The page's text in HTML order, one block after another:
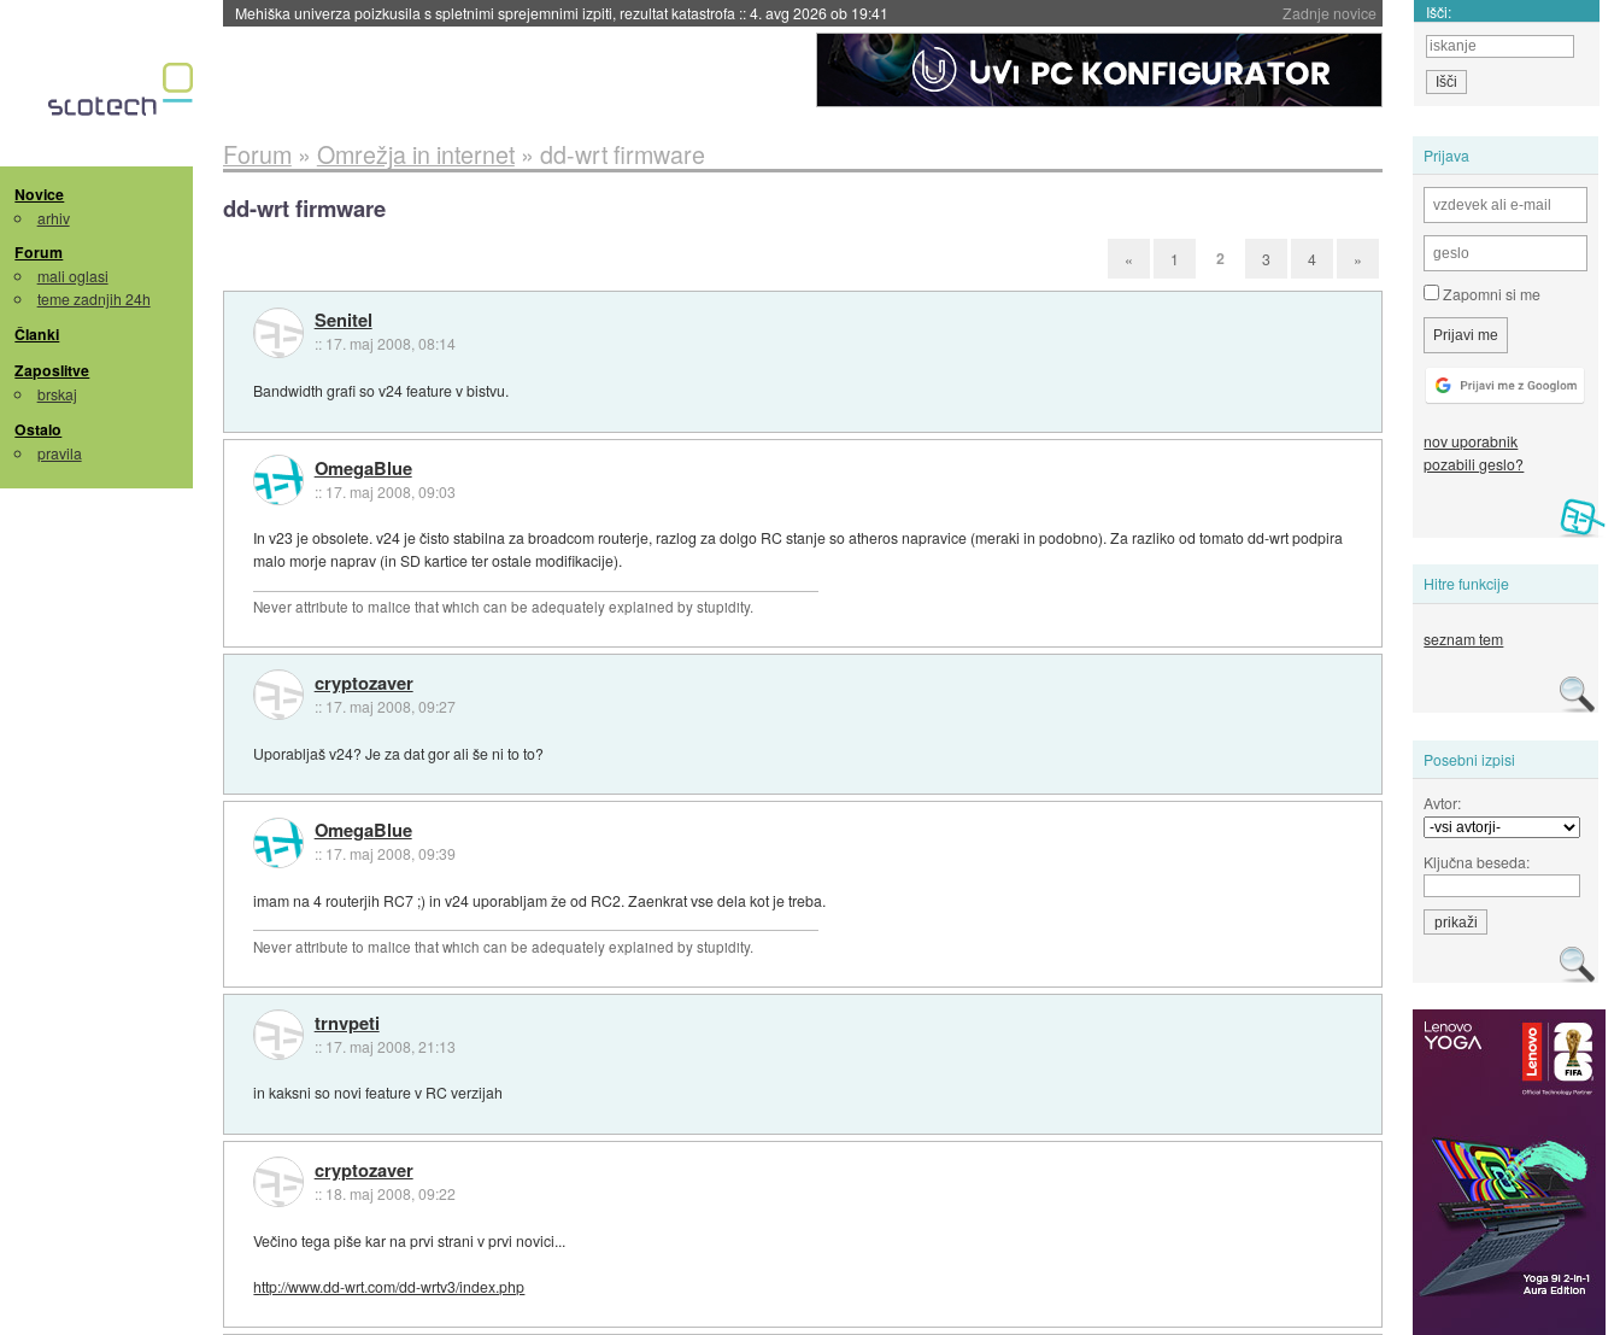
Zadnje novice
Evropska vesoljska agencija razvija svojo raketo za večkratno uporabo::4. avg 2026 ob 19:41 Išči:
Novice
arhiv
Forum
mali oglasi
teme zadnjih 24h
Članki
Zaposlitve
brskaj
Ostalo
pravila
Prijava
Zapomni si me
nov uporabnik
pozabili geslo?
Hitre funkcije
seznam tem
Posebni izpisi
Avtor:
Ključna beseda:
Forum » Omrežja in internet» dd-wrt firmware
dd-wrt firmware
« 1 2 3 4 »
Senitel
:: 17. maj 2008, 08:14
Bandwidth grafi so v24 feature v bistvu.
OmegaBlue
:: 17. maj 2008, 09:03
In v23 je obsolete. v24 je čisto stabilna za broadcom routerje, razlog za dolgo RC stanje so atheros napravice (meraki in podobno). Za razliko od tomato dd-wrt podpira
malo morje naprav (in SD kartice ter ostale modifikacije).
Never attribute to malice that which can be adequately explained by stupidity.
cryptozaver
:: 17. maj 2008, 09:27
Uporabljaš v24? Je za dat gor ali še ni to to?
OmegaBlue
:: 17. maj 2008, 09:39
imam na 4 routerjih RC7 ;) in v24 uporabljam že od RC2. Zaenkrat vse dela kot je treba.
Never attribute to malice that which can be adequately explained by stupidity.
trnvpeti
:: 17. maj 2008, 21:13
in kaksni so novi feature v RC verzijah
cryptozaver
:: 18. maj 2008, 09:22
Večino tega piše kar na prvi strani v prvi novici...
http://www.dd-wrt.com/dd-wrtv3/index.php